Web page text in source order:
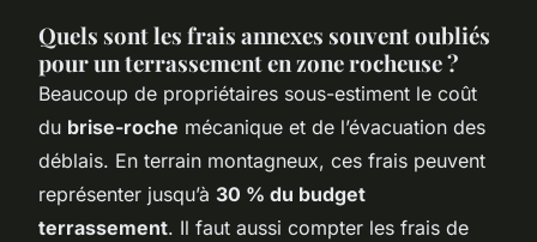
Quels sont les frais annexes souvent oubliés
pour un terrassement en zone rocheuse ?
Beaucoup de propriétaires sous-estiment le coût
du brise-roche mécanique et de l’évacuation des
déblais. En terrain montagneux, ces frais peuvent
représenter jusqu’à 30 % du budget
terrassement. Il faut aussi compter les frais de